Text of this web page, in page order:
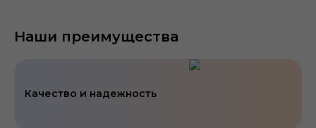
Наши преимущества
Качество и надежность